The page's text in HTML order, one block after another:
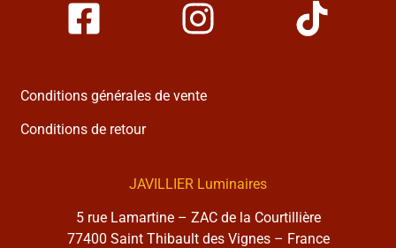
Conditions générales de vente
Conditions de retour
JAVILLIER Luminaires
5 rue Lamartine – ZAC de la Courtillière
77400 Saint Thibault des Vignes – France